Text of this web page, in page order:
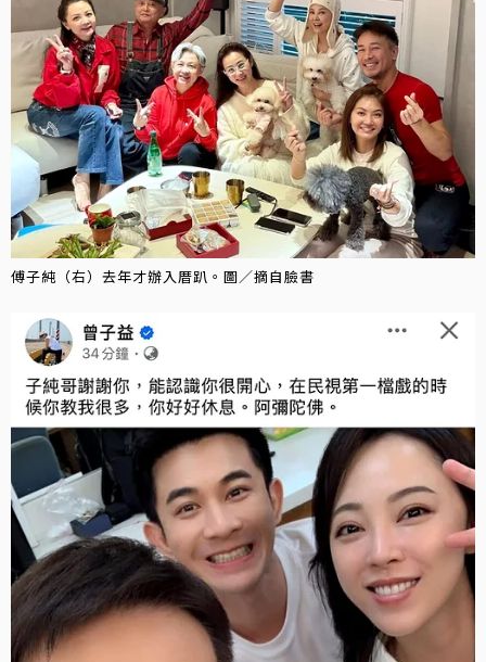
傅子純（右）去年才辦入厝趴。圖／摘自臉書